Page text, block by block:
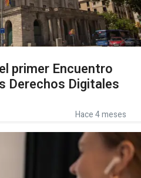
primer Encuentro
Derechos Digitales
Hace 4 meses